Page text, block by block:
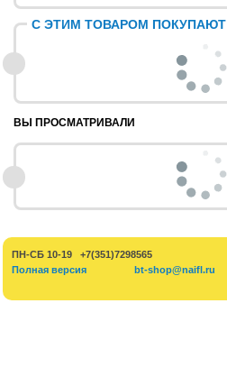
С ЭТИМ ТОВАРОМ ПОКУПАЮТ
ВЫ ПРОСМАТРИВАЛИ
ПН-СБ 10-19 +7(351)7298565
Полная версия
bt-shop@naifl.ru